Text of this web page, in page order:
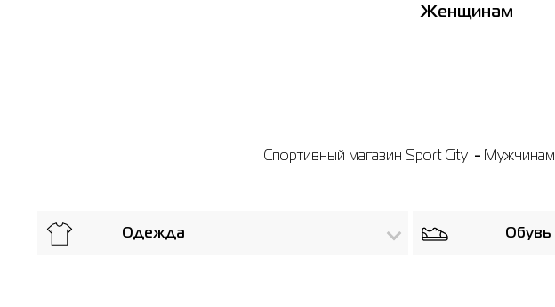
Женщинам
Спортивный магазин Sport City Мужчинам
Одежда Обувь